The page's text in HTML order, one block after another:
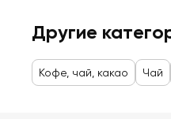
Другие
Кофе, чай, какао Чай